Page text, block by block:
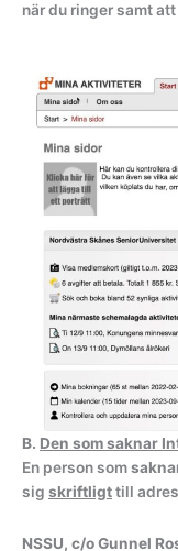
när du ringer samt
B. Den som saknar
En person som
sig skriftligttill
NSSU, c/o Gunnel